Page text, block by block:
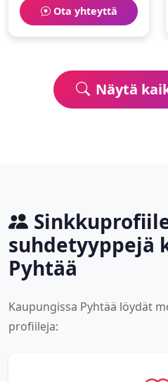
seuraa.Ota yhteyttä
Näytä
suhdetyyppejä
Pyhtää
Kaupungissa Pyhtää löydät
profiileja: